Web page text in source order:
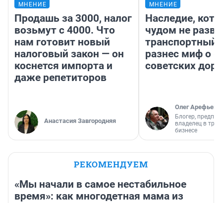
МНЕНИЕ
Продашь за 3000, налог
возьмут с 4000. Что
нам готовит новый
налоговый закон — он
коснется импорта и
даже репетиторов
Анастасия Завгородняя
МНЕНИЕ
Наследие,
чудом не
транспортный
разнес миф о
советских
Олег Арефьев
Блогер,
владелец в
бизнесе
РЕКОМЕНДУЕМ
«Мы начали в самое нестабильное
время»: как многодетная мама из